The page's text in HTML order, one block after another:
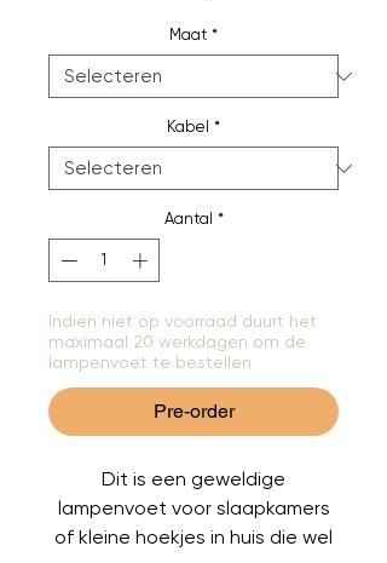
Maat *
Kabel *
Aantal *
Indien niet op voorraad duurt het
maximaal 20 werkdagen om de
lampenvoet te bestellen
Pre-order
Dit is een geweldige
lampenvoet voor slaapkamers
of kleine hoekjes in huis die wel